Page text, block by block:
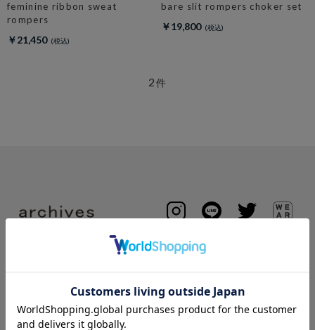
feminine ribbon sweat
rompers
￥21,450
bare slit rompers choker set
￥19,800
2件